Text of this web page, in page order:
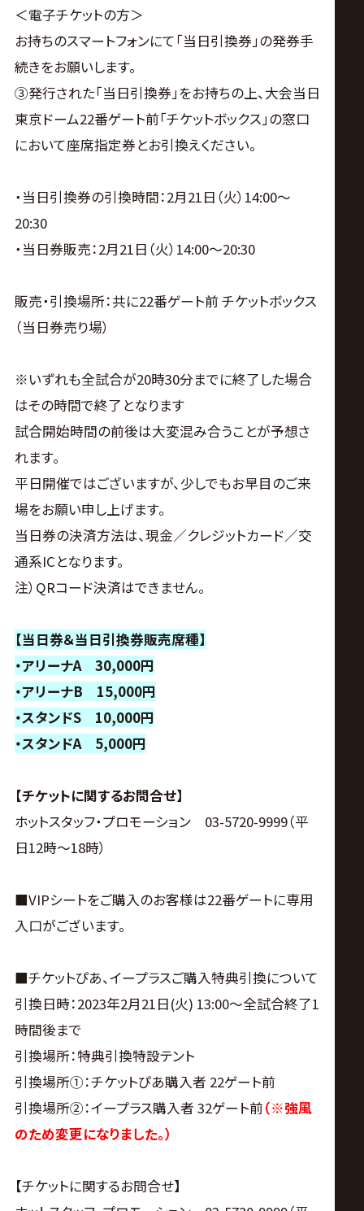
＜電子チケットの方＞
お持ちのスマートフォンにて「当日引換券」の発券手
続きをお願いします。
③発行された「当日引換券」をお持ちの上、大会当日
東京ドーム22番ゲート前「チケットボックス」の窓口
において座席指定券とお引換えください。
・当日引換券の引換時間：2月21日（火）14:00〜
20:30
・当日券販売：2月21日（火）14:00〜20:30
販売・引換場所：共に22番ゲート前 チケットボックス
（当日券売り場）
※いずれも全試合が20時30分までに終了した場合
はその時間で終了となります
試合開始時間の前後は大変混み合うことが予想さ
れます。
平日開催ではございますが、少しでもお早目のご来
場をお願い申し上げます。
当日券の決済方法は、現金／クレジットカード／交
通系ICとなります。
注）QRコード決済はできません。
【当日券＆当日引換券販売席種】
・アリーナA 30,000円
・アリーナB 15,000円
・スタンドS 10,000円
・スタンドA 5,000円
【チケットに関するお問合せ】
ホットスタッフ・プロモーション 03-5720-9999（平
日12時～18時）
■VIPシートをご購入のお客様は22番ゲートに専用
入口がございます。
■チケットぴあ、イープラスご購入特典引換について
引換日時：2023年2月21日(火) 13:00〜全試合終了1
時間後まで
引換場所：特典引換特設テント
引換場所①：チケットぴあ購入者 22ゲート前
引換場所②：イープラス購入者 32ゲート前（※強風
のため変更になりました。）
【チケットに関するお問合せ】